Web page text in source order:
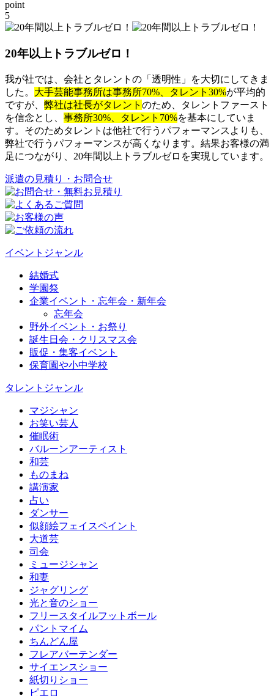
point
5
20年以上トラブルゼロ！
我が社では、会社とタレントの「透明性」を大切にしてきま
した。 大手芸能事務所は事務所70%、タレント30%が平均的
ですが、 弊社は社長がタレント のため、タレントファースト
を信念とし、 事務所30%、タレント70%を基本にしていま
す。そのためタレントは他社で行うパフォーマンスよりも、
弊社で行うパフォーマンスが高くなります。結果お客様の満
足につながり、20年間以上トラブルゼロを実現しています。
派遣の見積り・お問合せ
イベントジャンル
結婚式
学園祭
企業イベント・忘年会・新年会
忘年会
野外イベント・お祭り
誕生日会・クリスマス会
販促・集客イベント
保育園や小中学校
タレントジャンル
マジシャン
お笑い芸人
催眠術
バルーンアーティスト
和芸
ものまね
講演家
占い
ダンサー
似顔絵フェイスペイント
大道芸
司会
ミュージシャン
和妻
ジャグリング
光と音のショー
フリースタイルフットボール
パントマイム
ちんどん屋
フレアバーテンダー
サイエンスショー
紙切りショー
ピエロ